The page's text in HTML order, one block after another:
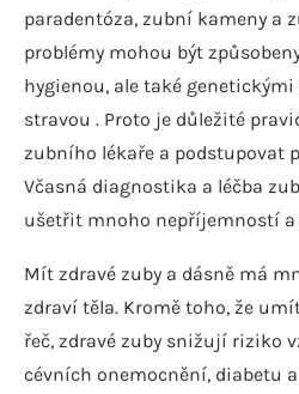
paradentóza, zubní kameny a
problémy mohou být
hygienou, ale také
stravou . Proto je důležité
zubního lékaře a podstupovat
Včasná diagnostika a léčba
ušetřit mnoho nepříjemností
Mít zdravé zuby a dásně má
zdraví těla. Kromě toho, že
řeč, zdravé zuby snižují riziko
cévních onemocnění, diabetu